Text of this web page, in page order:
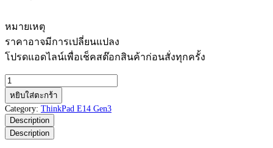
หมายเหตุ
ราคาอาจมีการเปลี่ยนแปลง
โปรดแอดไลน์เพื่อเช็คสต๊อกสินค้าก่อนสั่งทุกครั้ง
จำนวน
Lenovo
ThinkPad
E14
Gen3
ชิ้น
หยิบใส่ตะกร้า
Category: ThinkPad E14 Gen3
Description
Description